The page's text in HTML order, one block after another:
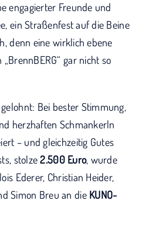
engagierter Freunde und
ein Straßenfest auf die Beine
denn eine wirklich ebene
gar nicht so
Bei bester Stimmung,
herzhaften Schmankerln
– und gleichzeitig Gutes
stolze2.500 Euro, wurde
Ederer, Christian Heider,
Simon Breu an die KUNO-